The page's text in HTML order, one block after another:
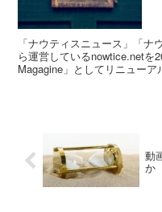
「ナウティスニュース」「
ら運営しているnowtice.netを
Magagine」としてリニューアルす
動
か